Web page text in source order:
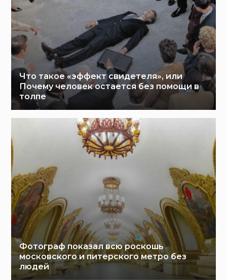
Что такое «эффект свидетеля», или
Почему человек остается без помощи в
толпе
Фотограф показал всю роскошь
московского и питерского метро без
людей